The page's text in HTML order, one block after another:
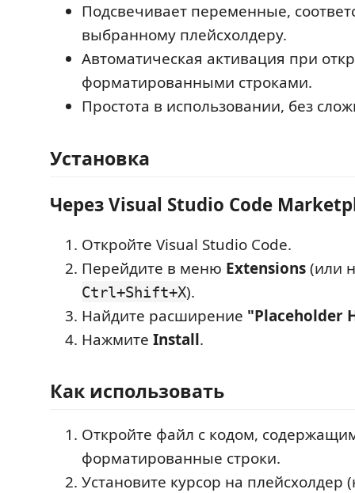
Подсвечивает переменные,
выбранному плейсхолдеру.
Автоматическая активация при
форматированными строками.
Простота в использовании, без
Установка
Через Visual Studio Code
Откройте Visual Studio Code.
Перейдите в меню Extensions(или
Ctrl+Shift+X).
Найдите расширение "Placeholder
Нажмите Install.
Как использовать
Откройте файл с кодом,
форматированные строки.
Установите курсор на